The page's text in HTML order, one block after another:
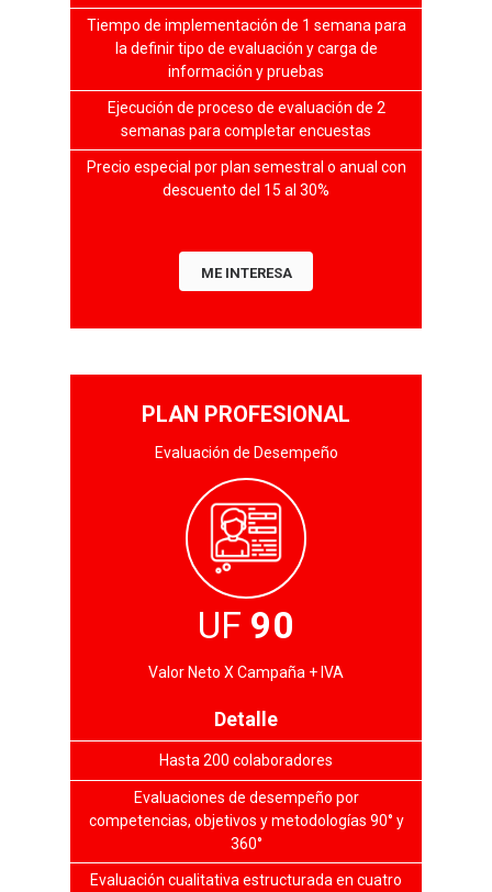
Tiempo de implementación de 1 semana para
la definir tipo de evaluación y carga de
información y pruebas
Ejecución de proceso de evaluación de 2
semanas para completar encuestas
Precio especial por plan semestral o anual con
descuento del 15 al 30%
ME INTERESA
PLAN PROFESIONAL
Evaluación de Desempeño
UF 90
Valor Neto X Campaña + IVA
Detalle
Hasta 200 colaboradores
Evaluaciones de desempeño por
competencias, objetivos y metodologías 90° y
360°
Evaluación cualitativa estructurada en cuatro